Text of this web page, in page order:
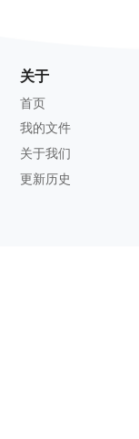
关于
首页
我的文件
关于我们
更新历史